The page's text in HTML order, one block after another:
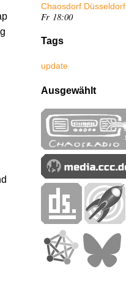
Chaosdorf Düsseldorf
Fr 18:00
Tags
update
Ausgewählt